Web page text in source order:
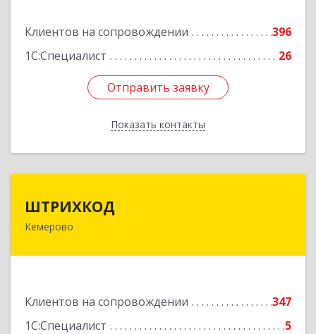
Клиентов на сопровождении
396
1С:Специалист
26
Отправить заявку
Показать контакты
Подробнее
Отправить заявку
Назад
ШТРИХКОД
Кемерово
Клиентов на сопровождении
347
1С:Специалист
5
650043, Кемеровская область - Кузбасс обл,